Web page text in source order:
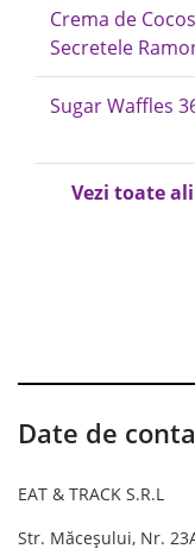
Crema de
Secretele
Sugar Waffles
Vezi toate
Date de
EAT & TRACK S.R.L
Str. Măceșului, Nr.